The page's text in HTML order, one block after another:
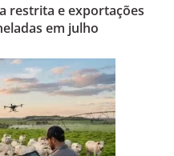
restrita e exportações
em julho